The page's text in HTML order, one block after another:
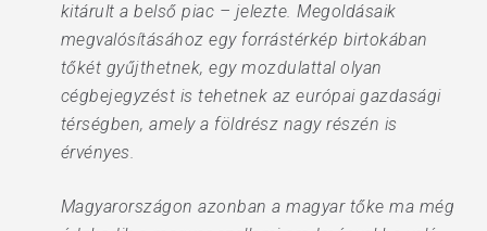
kitárult a belső piac – jelezte. Megoldásaik
megvalósításához egy forrástérkép birtokában
tőkét gyűjthetnek, egy mozdulattal olyan
cégbejegyzést is tehetnek az európai gazdasági
térségben, amely a földrész nagy részén is
érvényes.
Magyarországon azonban a magyar tőke ma még